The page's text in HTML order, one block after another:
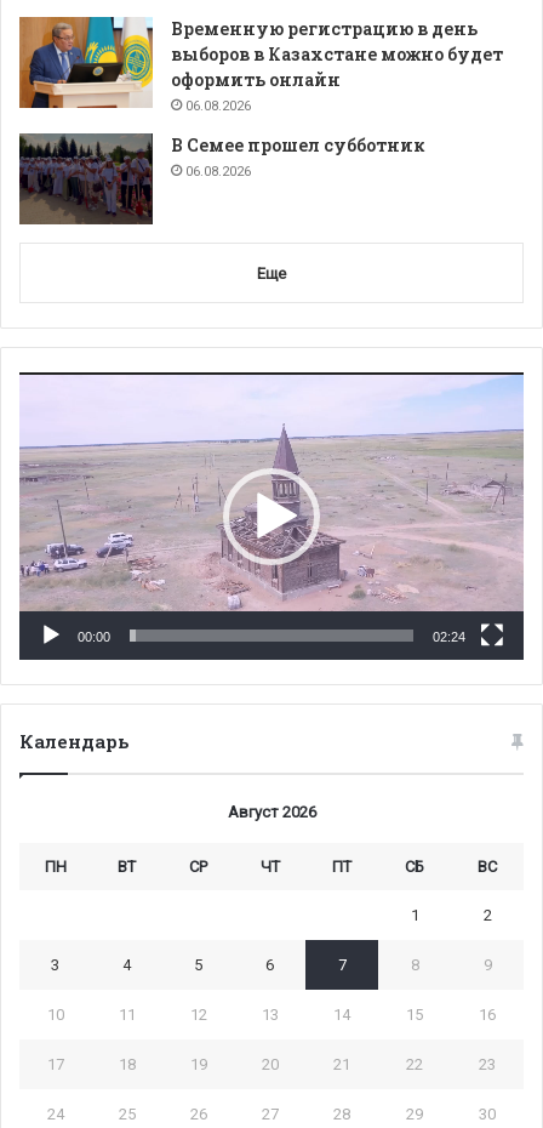
Временную регистрацию в день
выборов в Казахстане можно будет
оформить онлайн
06.08.2026
В Семее прошел субботник
06.08.2026
Еще
00:00 02:24
Календарь
Август 2026
ПН ВТ СР ЧТ ПТ СБ ВС
1 2
3 4 5 6 7 8 9
10 11 12 13 14 15 16
17 18 19 20 21 22 23
24 25 26 27 28 29 30